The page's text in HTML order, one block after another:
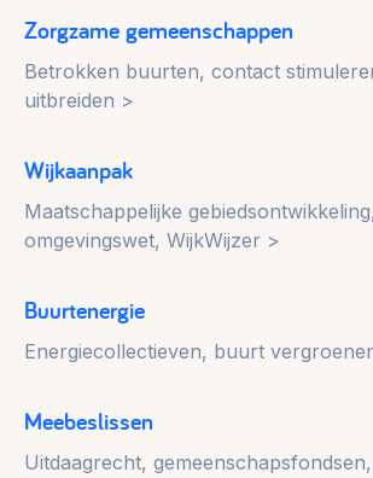
Zorgzame gemeenschappen
Betrokken buurten, contact
uitbreiden >
Wijkaanpak
Maatschappelijke gebiedsontwikkeling,
omgevingswet, WijkWijzer >
Buurtenergie
Energiecollectieven, buurt
Meebeslissen
Uitdaagrecht,